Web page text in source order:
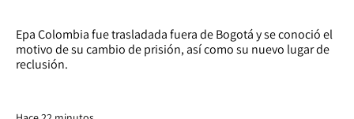
Epa Colombia fue trasladada fuera de Bogotá y se conoció el
motivo de su cambio de prisión, así como su nuevo lugar de
reclusión.